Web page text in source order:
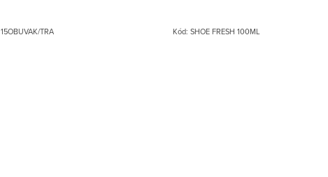
15OBUVAK/TRA Kód: SHOE FRESH 100ML